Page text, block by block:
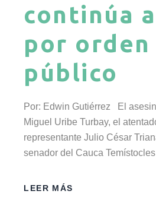
continúa
por orden
público
Por: Edwin Gutiérrez El
Miguel Uribe Turbay, el
representante Julio César
senador del Cauca
LEER MÁS